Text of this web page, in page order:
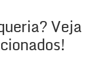
Veja